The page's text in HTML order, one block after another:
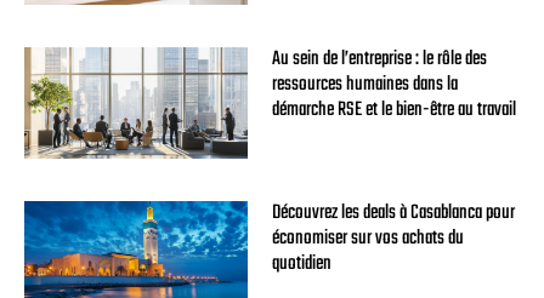
Au sein de l’entreprise : le rôle des
ressources humaines dans la
démarche RSE et le bien-être au travail
Découvrez les deals à Casablanca pour
économiser sur vos achats du
quotidien